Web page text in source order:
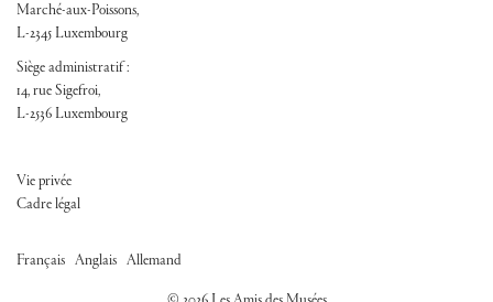
Marché-aux-Poissons,
L-2345 Luxembourg
Siège administratif :
14, rue Sigefroi,
L-2536 Luxembourg
FOOTER ADM
Vie privée
Cadre légal
Français Anglais Allemand